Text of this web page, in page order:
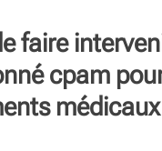
faire
cpam
médicaux